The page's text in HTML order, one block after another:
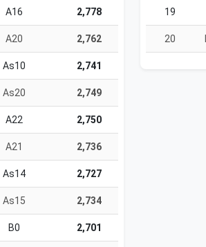
A16 2,778
A20 2,762
As10 2,741
As20 2,749
A22 2,750
A21 2,736
As14 2,727
As15 2,734
B0 2,701
19
20